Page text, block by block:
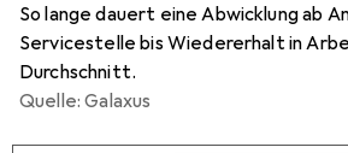
So lange dauert eine Abwicklung ab
Servicestelle bis Wiedererhalt in
Durchschnitt.
Quelle: Galaxus